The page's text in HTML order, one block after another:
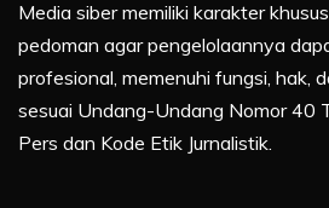
Media siber memiliki karakter
pedoman agar pengelolaannya
profesional, memenuhi fungsi, hak,
sesuai Undang-Undang Nomor 40
Pers dan Kode Etik Jurnalistik.